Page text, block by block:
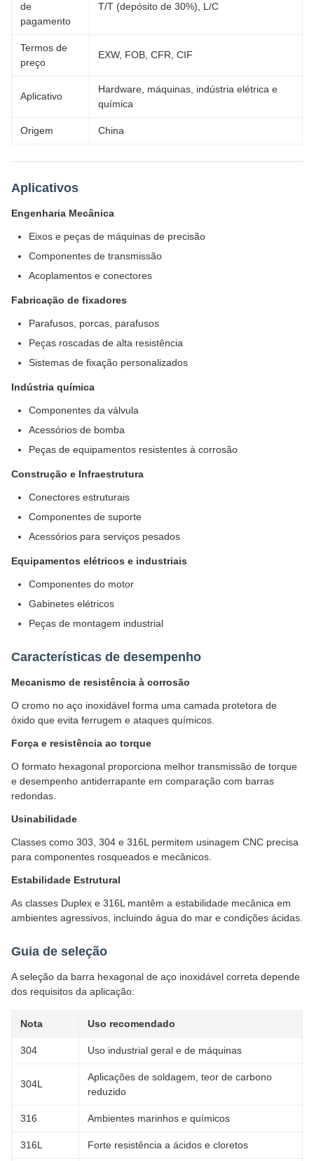
de
pagamento
T/T (depósito de 30%), L/C
Termos de
preço
EXW, FOB, CFR, CIF
Aplicativo
Hardware, máquinas, indústria elétrica e
química
Origem China
Aplicativos
Engenharia Mecânica
Eixos e peças de máquinas de precisão
Componentes de transmissão
Acoplamentos e conectores
Fabricação de fixadores
Parafusos, porcas, parafusos
Peças roscadas de alta resistência
Sistemas de fixação personalizados
Indústria química
Componentes da válvula
Acessórios de bomba
Peças de equipamentos resistentes à corrosão
Construção e Infraestrutura
Conectores estruturais
Componentes de suporte
Acessórios para serviços pesados
Equipamentos elétricos e industriais
Componentes do motor
Gabinetes elétricos
Peças de montagem industrial
Características de desempenho
Mecanismo de resistência à corrosão
O cromo no aço inoxidável forma uma camada protetora de
óxido que evita ferrugem e ataques químicos.
Força e resistência ao torque
O formato hexagonal proporciona melhor transmissão de torque
e desempenho antiderrapante em comparação com barras
redondas.
Usinabilidade
Classes como 303, 304 e 316L permitem usinagem CNC precisa
para componentes rosqueados e mecânicos.
Estabilidade Estrutural
As classes Duplex e 316L mantêm a estabilidade mecânica em
ambientes agressivos, incluindo água do mar e condições ácidas.
Guia de seleção
A seleção da barra hexagonal de aço inoxidável correta depende
dos requisitos da aplicação:
Nota Uso recomendado
304 Uso industrial geral e de máquinas
304L
Aplicações de soldagem, teor de carbono
reduzido
316 Ambientes marinhos e químicos
316L Forte resistência a ácidos e cloretos